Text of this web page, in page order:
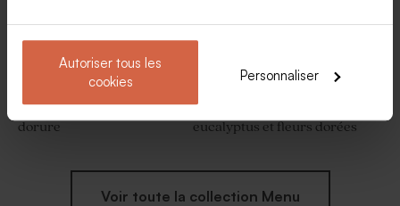
Autoriser tous les
cookies
Personnaliser
dorure
eucalyptus et fleurs dorées
Voir toute la collection Menu